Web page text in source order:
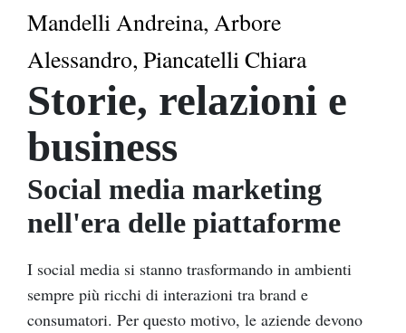
Mandelli Andreina, Arbore
Alessandro, Piancatelli Chiara
Storie, relazioni e
business
Social media marketing
nell'era delle piattaforme
I social media si stanno trasformando in ambienti
sempre più ricchi di interazioni tra brand e
consumatori. Per questo motivo, le aziende devono